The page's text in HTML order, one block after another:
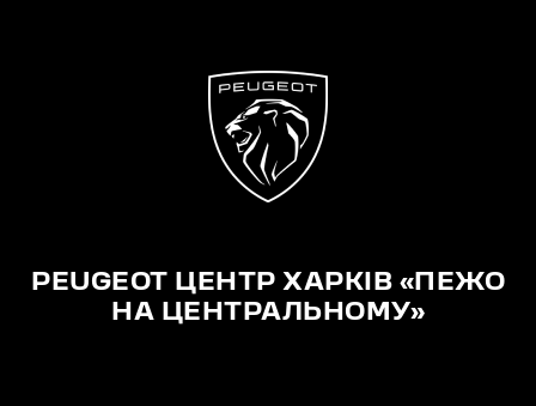
PEUGEOT ЦЕНТР ХАРКІВ «ПЕЖО
НА ЦЕНТРАЛЬНОМУ»